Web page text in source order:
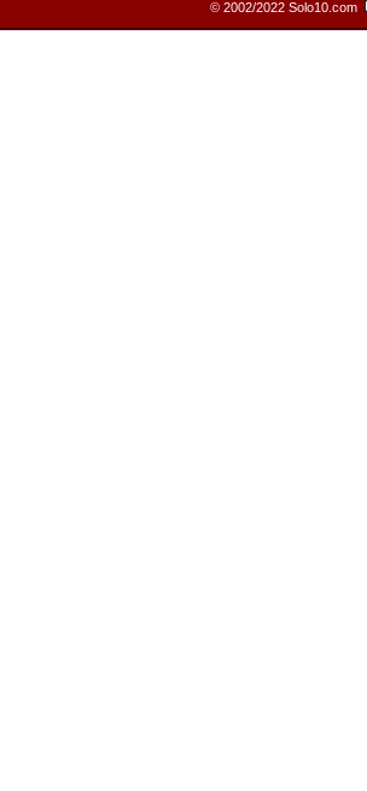
© 2002/2022 Solo10.com